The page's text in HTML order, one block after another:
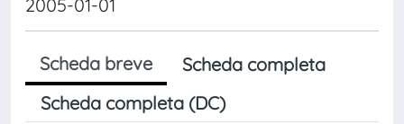
2005-01-01
Scheda breve
Scheda completa
Scheda completa (DC)